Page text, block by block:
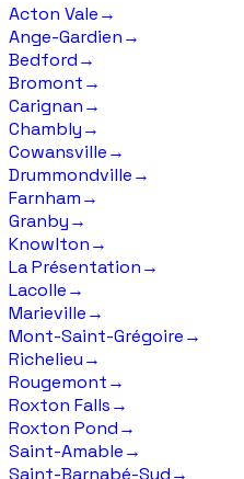
Acton Vale→
Ange-Gardien→
Bedford→
Bromont→
Carignan→
Chambly→
Cowansville→
Drummondville→
Farnham→
Granby→
Knowlton→
La Présentation→
Lacolle→
Marieville→
Mont-Saint-Grégoire→
Richelieu→
Rougemont→
Roxton Falls→
Roxton Pond→
Saint-Amable→
Saint-Barnabé-Sud→